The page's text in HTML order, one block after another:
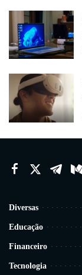
Diversas
Educação
Financeiro
Tecnologia